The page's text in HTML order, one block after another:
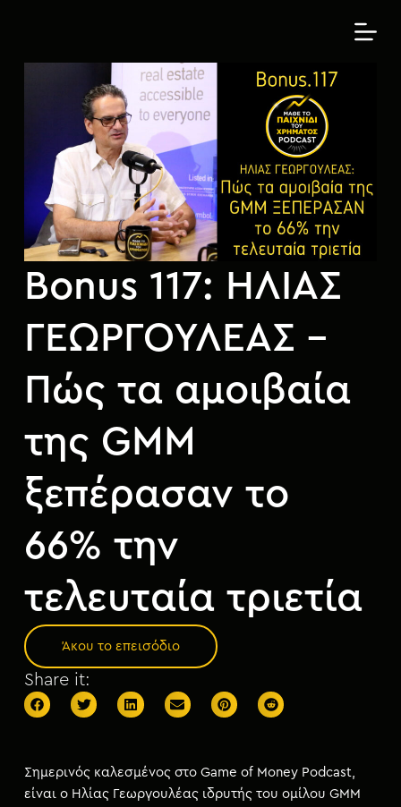
ο
π
Bonus 117: ΗΛΙΑΣ
ΓΕΩΡΓΟΥΛΕΑΣ –
Πώς τα αμοιβαία
της GMM
ξεπέρασαν το
66% την
τελευταία τριετία
Άκου το επεισόδιο
Share it:
Σημερινός καλεσμένος στο Game of Money Podcast,
είναι ο Ηλίας Γεωργουλέας ιδρυτής του ομίλου GMM